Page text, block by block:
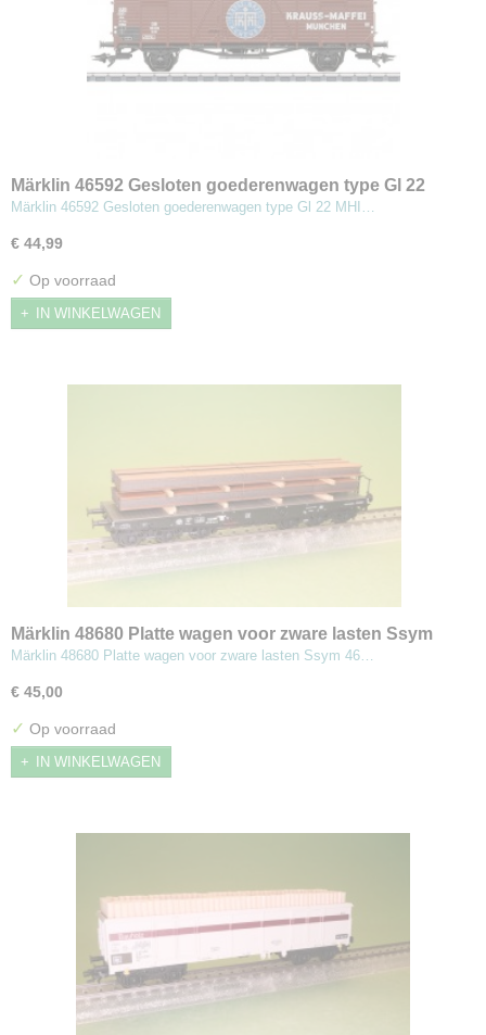
Märklin 46592 Gesloten goederenwagen type Gl 22
Märklin 46592 Gesloten goederenwagen type Gl 22 MHI…
€ 44,99
✓ Op voorraad
IN WINKELWAGEN
Märklin 48680 Platte wagen voor zware lasten Ssym
46 met stalen dragers
Märklin 48680 Platte wagen voor zware lasten Ssym 46…
€ 45,00
✓ Op voorraad
IN WINKELWAGEN